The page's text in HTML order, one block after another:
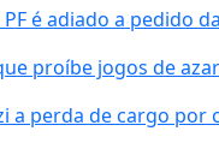
é adiado a pedido
proíbe jogos de azar
a perda de cargo por